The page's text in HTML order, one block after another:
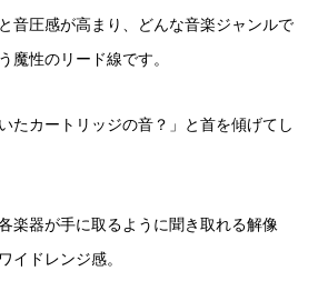
音圧感が高まり、どんな音楽ジャンルで
魔性のリード線です。
たカートリッジの音？」と首を傾げてし
楽器が手に取るように聞き取れる解像
イドレンジ感。